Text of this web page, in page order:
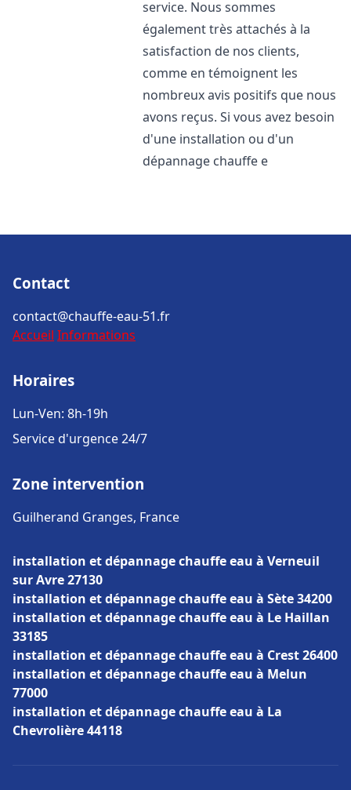
service. Nous sommes
également très attachés à la
satisfaction de nos clients,
comme en témoignent les
nombreux avis positifs que nous
avons reçus. Si vous avez besoin
d'une installation ou d'un
dépannage chauffe e
Contact
contact@chauffe-eau-51.fr
Accueil Informations
Horaires
Lun-Ven: 8h-19h
Service d'urgence 24/7
Zone intervention
Guilherand Granges, France
installation et dépannage chauffe eau à Verneuil
sur Avre 27130
installation et dépannage chauffe eau à Sète 34200
installation et dépannage chauffe eau à Le Haillan
33185
installation et dépannage chauffe eau à Crest 26400
installation et dépannage chauffe eau à Melun
77000
installation et dépannage chauffe eau à La
Chevrolière 44118